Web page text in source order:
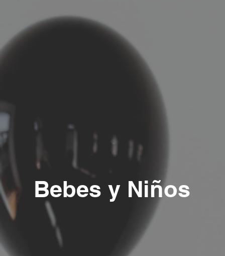
Bebes y Niños